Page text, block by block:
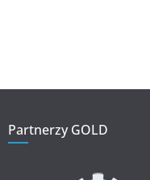
Partnerzy GOLD